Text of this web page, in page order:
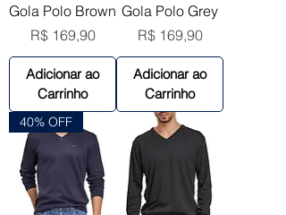
Gola Polo Brown
Preço
R$ 169,90
Adicionar ao
Carrinho
Gola Polo Grey
Preço
R$ 169,90
Adicionar ao
Carrinho
40% OFF